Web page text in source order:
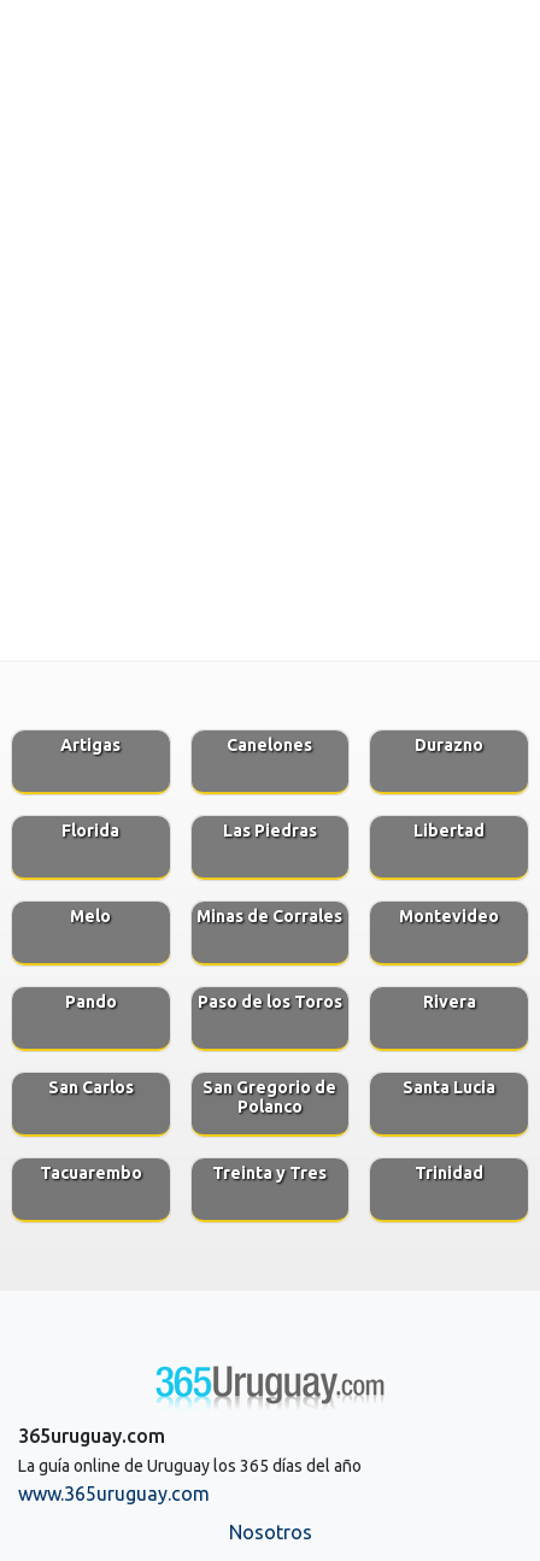
Artigas Canelones Durazno
Florida Las Piedras Libertad
Melo Minas de Corrales Montevideo
Pando Paso de los Toros Rivera
San Carlos
San Gregorio de
Polanco
Santa Lucia
Tacuarembo Treinta y Tres Trinidad
365uruguay.com
La guía online de Uruguay los 365 días del año
www.365uruguay.com
Nosotros